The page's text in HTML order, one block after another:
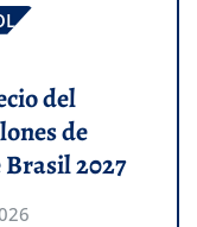
del
de
2027